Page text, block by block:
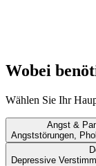
Wobei
Wählen Sie Ihr
Angst &
Angststörungen,
Depressive